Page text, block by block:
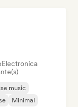
Electronica
music
Minimal